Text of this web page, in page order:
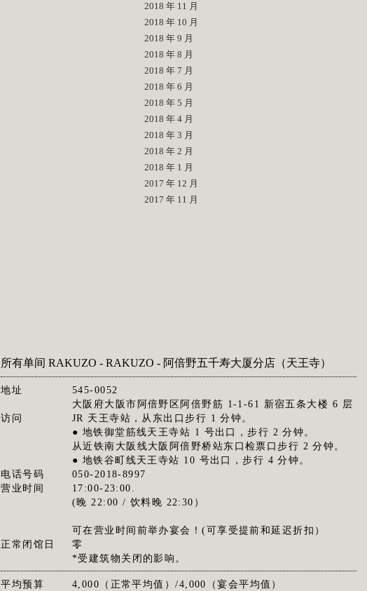
2018 年 11 月
2018 年 10 月
2018 年 9 月
2018 年 8 月
2018 年 7 月
2018 年 6 月
2018 年 5 月
2018 年 4 月
2018 年 3 月
2018 年 2 月
2018 年 1 月
2017 年 12 月
2017 年 11 月
所有单间 RAKUZO - RAKUZO - 阿倍野五千寿大厦分店（天王寺）
地址
545-0052
大阪府大阪市阿倍野区阿倍野筋 1-1-61 新宿五条大楼 6 层
访问
JR 天王寺站，从东出口步行 1 分钟。
● 地铁御堂筋线天王寺站 1 号出口，步行 2 分钟。
从近铁南大阪线大阪阿倍野桥站东口检票口步行 2 分钟。
● 地铁谷町线天王寺站 10 号出口，步行 4 分钟。
电话号码
050-2018-8997
营业时间
17:00-23:00.
(晚 22:00 / 饮料晚 22:30）
可在营业时间前举办宴会！(可享受提前和延迟折扣）
正常闭馆日
零
*受建筑物关闭的影响。
平均预算 4,000（正常平均值）/4,000（宴会平均值）